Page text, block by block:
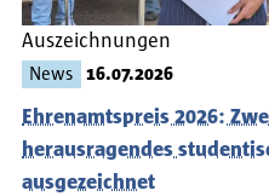
Auszeichnungen
News 16.07.2026
Ehrenamtspreis 2026:
herausragendes
ausgezeichnet